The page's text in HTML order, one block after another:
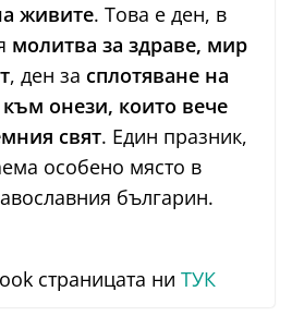
живите. Това е ден, в
молитва за здраве, мир
, ден за сплотяване на
онези, които вече
свят. Един празник,
особено място в
българин.
страницата ни ТУК